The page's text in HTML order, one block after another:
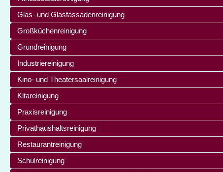
Glas- und Glasfassadenreinigung
Großküchenreinigung
Grundreinigung
Industriereinigung
Kino- und Theatersaalreinigung
Kitareinigung
Praxisreinigung
Privathaushaltsreinigung
Restaurantreinigung
Schulreinigung